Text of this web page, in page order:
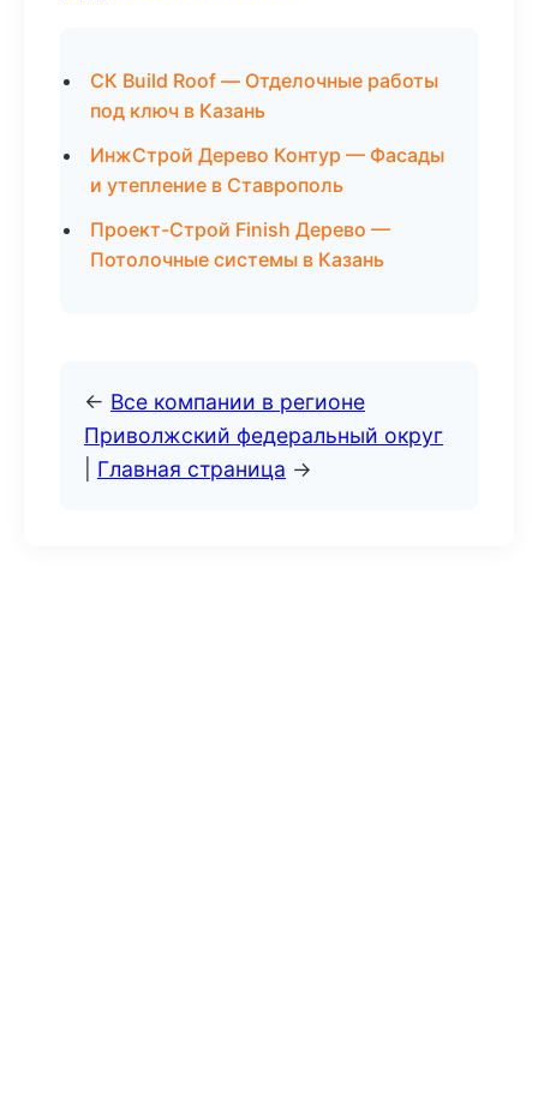
СК Build Roof — Отделочные работы
под ключ в Казань
ИнжСтрой Дерево Контур — Фасады
и утепление в Ставрополь
Проект-Строй Finish Дерево —
Потолочные системы в Казань
← Все компании в регионе
Приволжский федеральный округ
Главная страница →